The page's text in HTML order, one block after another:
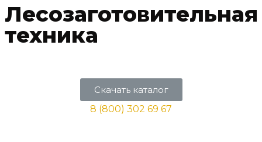
Лесозаготовительная
техника
Скачать каталог
8 (800) 302 69 67